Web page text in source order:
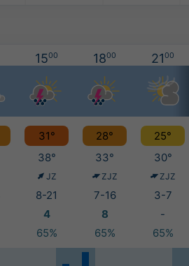
1500 1800 2100
31° 28°
25°
38° 33° 30°
JZ ZJZ ZJZ
8-21 7-16
3-7
4 8
-
65% 65% 65%